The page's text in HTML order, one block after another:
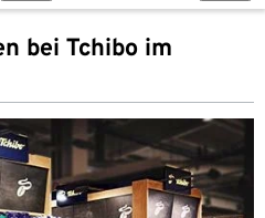
bei Tchibo im